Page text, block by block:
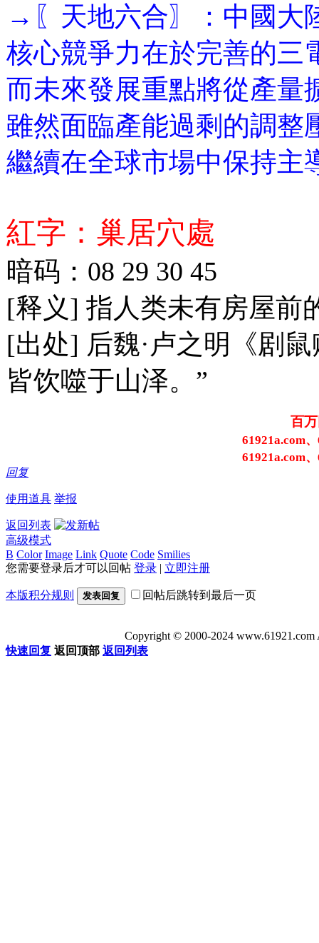
→〖天地六合〗：中國大
核心競爭力在於完善的三
而未來發展重點將從產量
雖然面臨產能過剩的調整
繼續在全球市場中保持主
紅字：巢居穴處
暗码：08 29 30 45
[释义] 指人类未有房屋前
[出处] 后魏·卢之明《剧
皆饮噬于山泽。”
百
61921a.com
61921a.com
回复
使用道具 举报
返回列表
高级模式
B Color Image Link Quote Code Smilies
您需要登录后才可以回帖 登录 | 立即注册
本版积分规则 发表回复 回帖后跳转到最后一页
Copyright © 2000-2024
快速回复 返回顶部 返回列表